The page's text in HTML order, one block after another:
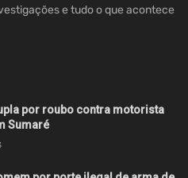
e tudo o que acontece
por roubo contra motorista
Sumaré